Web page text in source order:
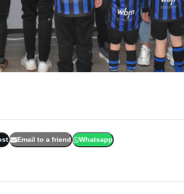
Email to a friend Whatsapp